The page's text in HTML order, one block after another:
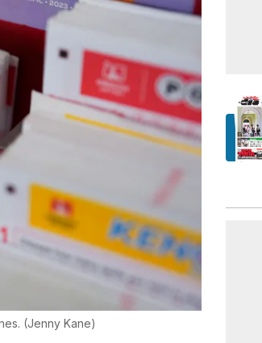
(Jenny Kane)